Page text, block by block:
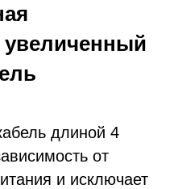
увеличенный
длиной 4
от
и исключает